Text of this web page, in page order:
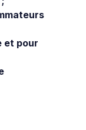
et pour